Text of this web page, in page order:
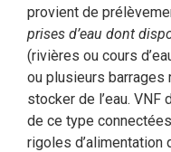
provient de
prises d’eau dont
(rivières ou cours
ou plusieurs
stocker de l’eau.
de ce type
rigoles d’alimentation